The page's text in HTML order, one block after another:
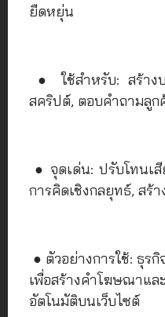
ยืดหยุ่น
● ใช้สำหรับ: สร้าง
สคริปต์, ตอบคำถามลูก
● จุดเด่น: ปรับโทนเสี
การคิดเชิงกลยุทธ์, สร้
● ตัวอย่างการใช้: ธุรกิ
เพื่อสร้างคำโฆษณาแล
อัตโนมัติบนเว็บไซต์